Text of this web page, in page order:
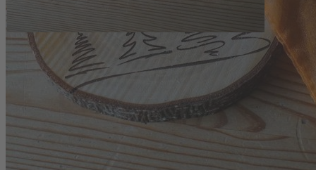
Alternative zum klassischen Kranz. Die natürliche Rinde bleibt als
Rand erhalten, die Oberseite ist glatt gearbeitet und mit einem feinen
Baummotiv gelasert. Vier passgenaue Einkerbungen mit
eingesetzten Metallösen nehmen die beiliegenden Wachskerzen
sicher auf. Durch das handwerkliche Fertigungsverfahren in Bayern
entsteht ein authentisches Stück Adventsdekoration, das sich sowohl
als dezenter Tischschmuck als auch als praktisches Mitbringsel
eignet.